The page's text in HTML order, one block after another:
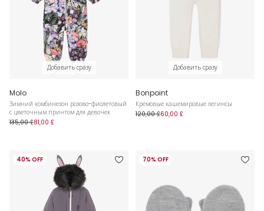
Добавить сразу
Molo
Зимний комбинезон розово-фиолетовый
с цветочным принтом для девочек
135,00 £81,00 £
Добавить сразу
Bonpoint
Кремовые кашемировые легинсы
120,00 £60,00 £
40% OFF 70% OFF